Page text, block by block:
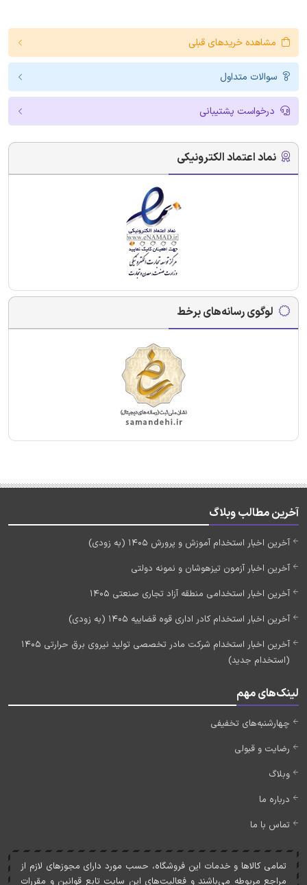
مشاهده خریدهای قبلی
سوالات متداول
درخواست پشتیبانی
نماد اعتماد الکترونیکی
لوگوی رسانه‌های برخط
آخرین مطالب وبلاگ
آخرین اخبار استخدام آموزش و پرورش 1405 (به زودی)
آخرین اخبار آزمون تیزهوشان و نمونه دولتی
آخرین اخبار استخدامی منطقه آزاد تجاری صنعتی 1405
آخرین اخبار استخدام کادر اداری قوه قضاییه 1405 (به زودی)
آخرین اخبار استخدام شرکت مادر تخصصی تولید نیروی برق حرارتی 1405
(استخدام جدید)
لینک‌های مهم
چهارشنبه‌های تخفیفی
رضایت و قبولی
وبلاگ
درباره ما
تماس با ما
تمامی کالاها و خدمات اين فروشگاه، حسب مورد دارای مجوزهای لازم از
مراجع مربوطه می‌باشند و فعاليت‌های اين سايت تابع قوانين و مقررات